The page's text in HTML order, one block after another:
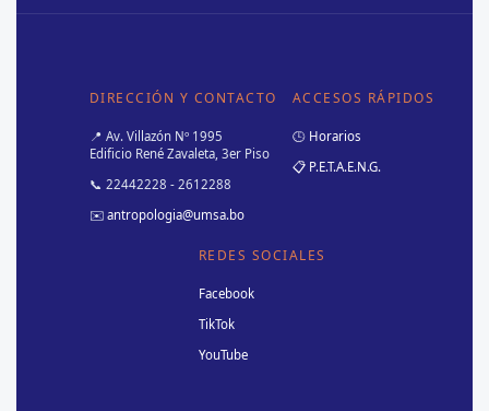
DIRECCIÓN Y CONTACTO
📍 Av. Villazón Nº 1995
Edificio René Zavaleta, 3er Piso
📞 22442228 - 2612288
✉️ antropologia@umsa.bo
ACCESOS RÁPIDOS
🕒 Horarios
📋 P.E.T.A.E.N.G.
REDES SOCIALES
Facebook
TikTok
YouTube